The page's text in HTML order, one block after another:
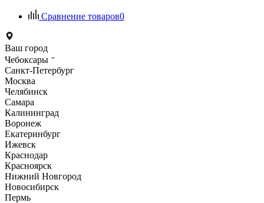
Сравнение товаров0
Ваш город
Чебоксары
Санкт-Петербург
Москва
Челябинск
Самара
Калининград
Воронеж
Екатеринбург
Ижевск
Краснодар
Красноярск
Нижний Новгород
Новосибирск
Пермь